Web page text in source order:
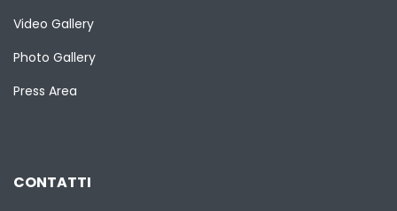
Video Gallery
Photo Gallery
Press Area
CONTATTI